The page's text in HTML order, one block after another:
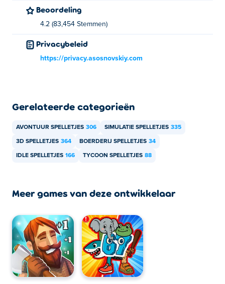
Beoordeling
4.2 (83,454 Stemmen)
Privacybeleid
https://privacy.asosnovskiy.com
Gerelateerde categorieën
AVONTUUR SPELLETJES 306 SIMULATIE SPELLETJES 335
3D SPELLETJES 364 BOERDERIJ SPELLETJES 34
IDLE SPELLETJES 166 TYCOON SPELLETJES 88
Meer games van deze ontwikkelaar